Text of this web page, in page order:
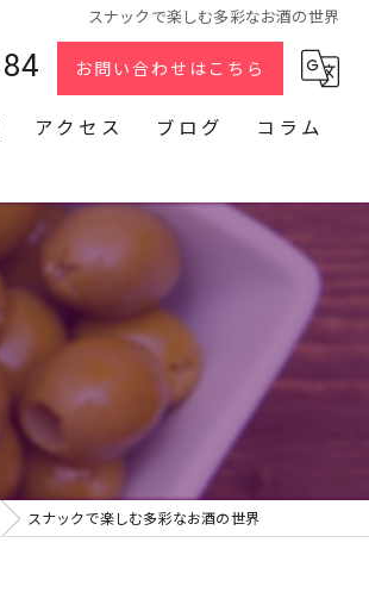
スナックで楽しむ多彩なお酒の世界
お問い合わせはこちら
アクセス ブログ コラム
スナックで楽しむ多彩なお酒の世界